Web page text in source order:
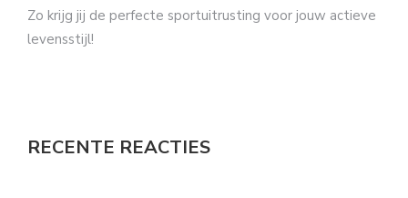
Zo krijg jij de perfecte sportuitrusting voor jouw actieve
levensstijl!
RECENTE REACTIES